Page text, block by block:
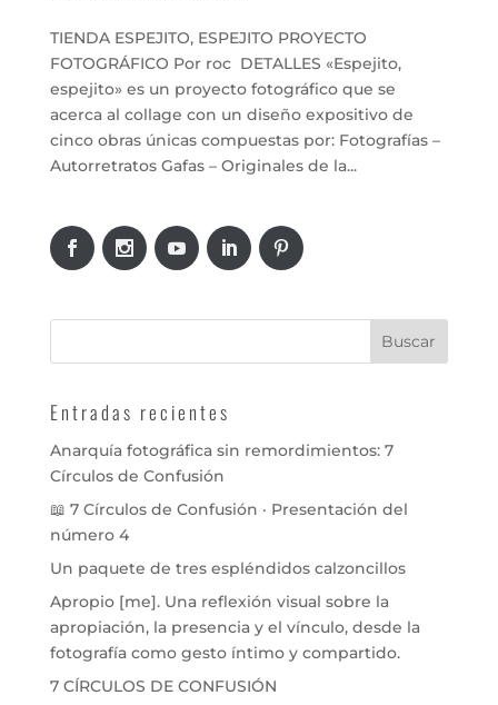
TIENDA ESPEJITO, ESPEJITO PROYECTO
FOTOGRÁFICO Por roc DETALLES «Espejito,
espejito» es un proyecto fotográfico que se
acerca al collage con un diseño expositivo de
cinco obras únicas compuestas por: Fotografías –
Autorretratos Gafas – Originales de la...
Entradas recientes
Anarquía fotográfica sin remordimientos: 7
Círculos de Confusión
📖 7 Círculos de Confusión · Presentación del
número 4
Un paquete de tres espléndidos calzoncillos
Apropio [me]. Una reflexión visual sobre la
apropiación, la presencia y el vínculo, desde la
fotografía como gesto íntimo y compartido.
7 CÍRCULOS DE CONFUSIÓN